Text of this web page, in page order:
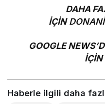
DAHA
İÇİN
GOOGLE
İÇİN
Haberle ilgili daha